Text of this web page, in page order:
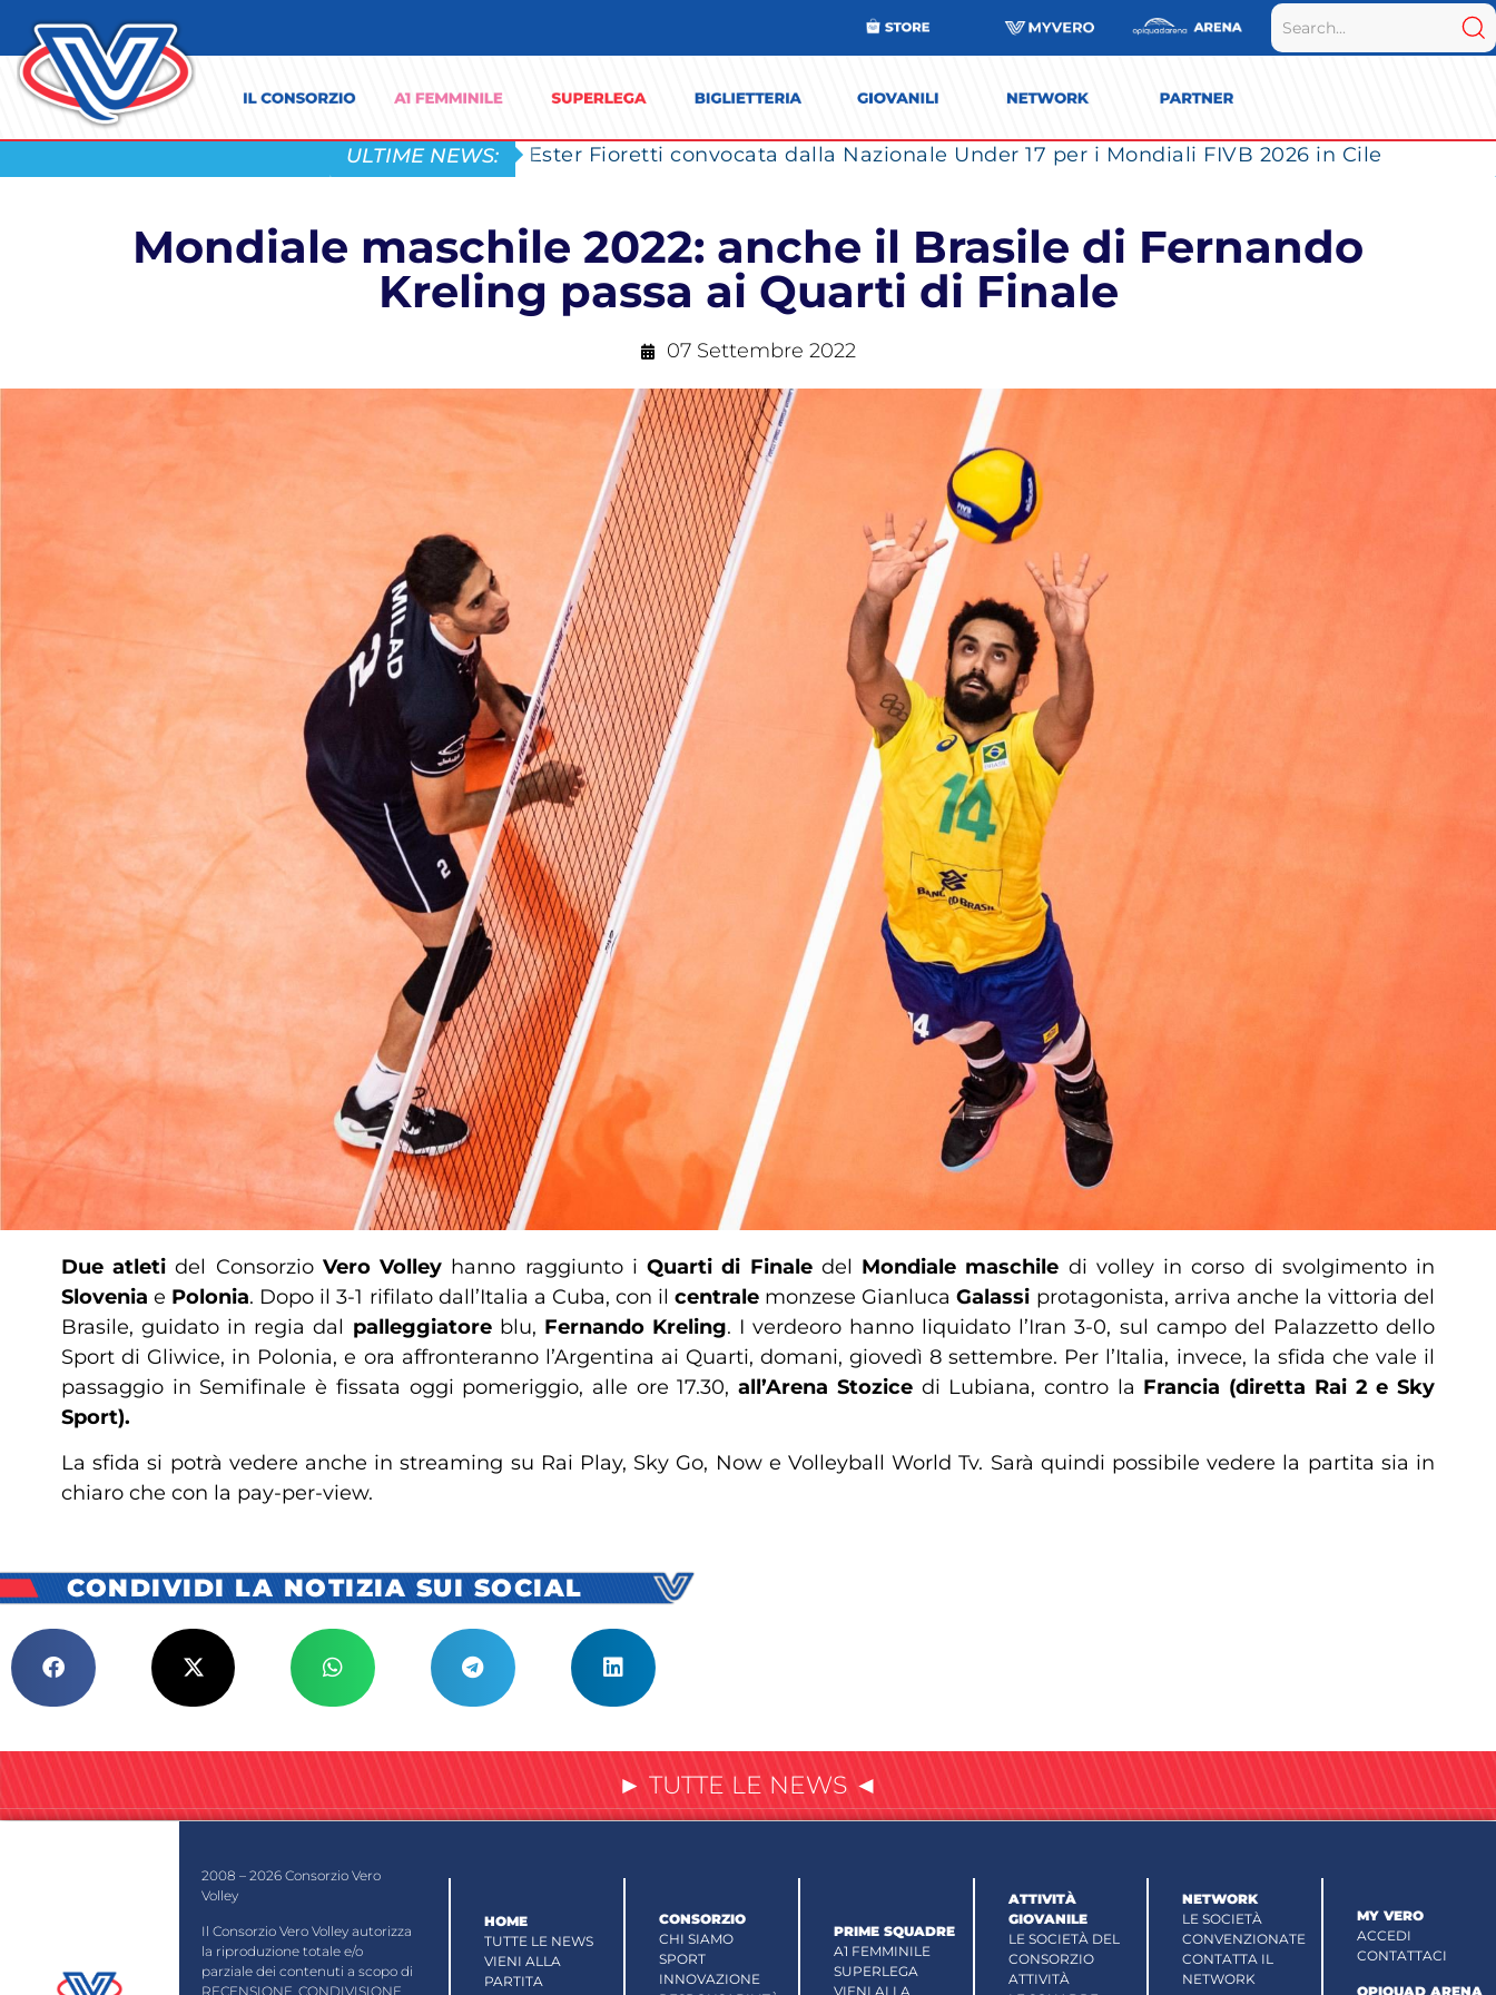
ULTIME NEWS: Ester Fioretti convocata dalla Nazionale Under 17 per i Mondiali FIVB 2026 in Cile
Mondiale maschile 2022: anche il Brasile di Fernando
Kreling passa ai Quarti di Finale
07 Settembre 2022
Due atleti del ConsorzioVero Volley hanno raggiunto i Quarti di Finaledel Mondiale maschile di volley in corso di svolgimento in
Slovenia e Polonia. Dopo il 3-1 rifilato dall’Italia a Cuba, con ilcentrale monzese GianlucaGalassi protagonista, arriva anche la vittoria del
Brasile, guidato in regia dal palleggiatoreblu, Fernando Kreling. I verdeoro hanno liquidato l’Iran 3-0, sul campo del Palazzetto dello
Sport di Gliwice, in Polonia, e ora affronteranno l’Argentina ai Quarti, domani, giovedì 8 settembre. Per l’Italia, invece, la sfida che vale il
passaggio in Semifinale è fissata oggi pomeriggio, alle ore 17.30,all’Arena Stozicedi Lubiana, contro la Francia (diretta Rai 2 e Sky
Sport).
La sfida si potrà vedere anche in streaming su Rai Play, Sky Go, Now e Volleyball World Tv. Sarà quindi possibile vedere la partita sia in
chiaro che con la pay-per-view.
CONDIVIDI LA NOTIZIA SUI SOCIAL
► TUTTE LE NEWS ◄
2008 – 2026 Consorzio Vero
Volley
Il Consorzio Vero Volley autorizza
la riproduzione totale e/o
parziale dei contenuti a scopo di
RECENSIONE, CONDIVISIONE
HOME
TUTTE LE NEWS
VIENI ALLA
PARTITA
CONSORZIO
CHI SIAMO
SPORT
INNOVAZIONE
PRIME SQUADRE
A1 FEMMINILE
SUPERLEGA
VIENI ALLA
ATTIVITÀ
GIOVANILE
LE SOCIETÀ DEL
CONSORZIO
ATTIVITÀ
NETWORK
LE SOCIETÀ
CONVENZIONATE
CONTATTA IL
NETWORK
MY VERO
ACCEDI
CONTATTACI
OPIQUAD ARENA